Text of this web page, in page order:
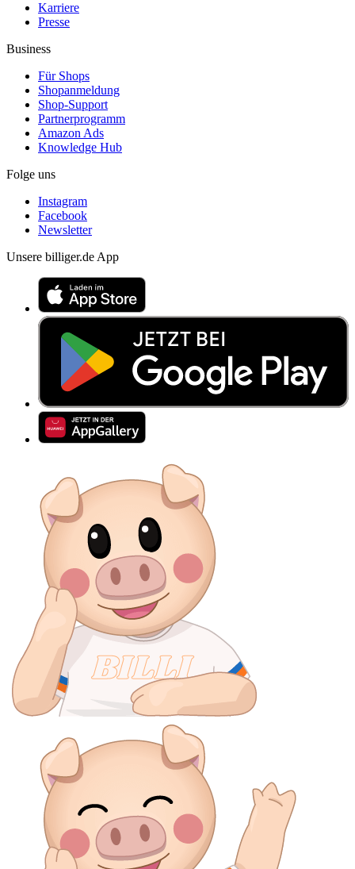
Karriere
Presse
Business
Für Shops
Shopanmeldung
Shop-Support
Partnerprogramm
Amazon Ads
Knowledge Hub
Folge uns
Instagram
Facebook
Newsletter
Unsere billiger.de App